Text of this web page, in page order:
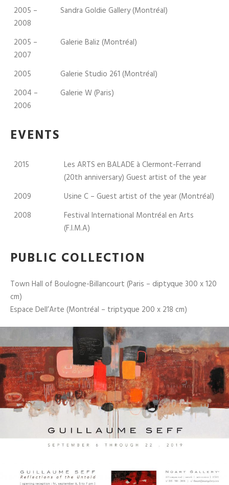
2005 –
2008
Sandra Goldie Gallery (Montréal)
2005 –
2007
Galerie Baliz (Montréal)
2005
Galerie Studio 261 (Montréal)
2004 –
2006
Galerie W (Paris)
EVENTS
2015
Les ARTS en BALADE à Clermont-Ferrand
(20th anniversary) Guest artist of the year
2009
Usine C – Guest artist of the year (Montréal)
2008
Festival International Montréal en Arts
(F.I.M.A)
PUBLIC COLLECTION
Town Hall of Boulogne-Billancourt (Paris – diptyque 300 x 120
cm)
Espace Dell’Arte (Montréal – triptyque 200 x 218 cm)